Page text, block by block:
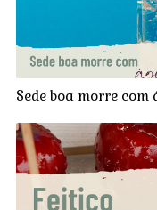
Sede boa morre com